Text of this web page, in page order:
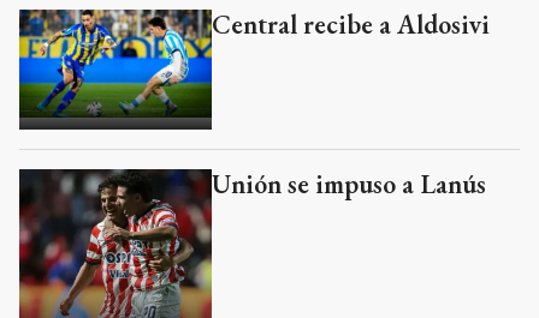
Central recibe a Aldosivi
Unión se impuso a Lanús